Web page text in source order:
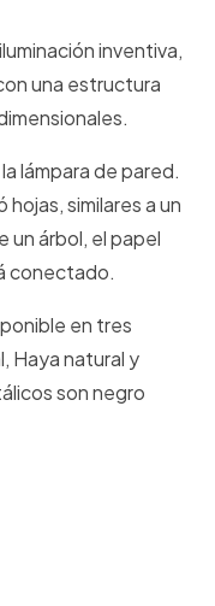
inventiva,
una estructura
lámpara de pared.
similares a un
un árbol, el papel
conectado.
en tres
Haya natural y
son negro